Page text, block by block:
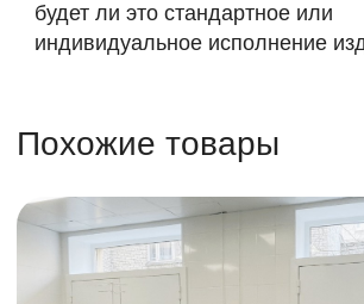
будет ли это стандартное или
индивидуальное исполнение
Похожие товары